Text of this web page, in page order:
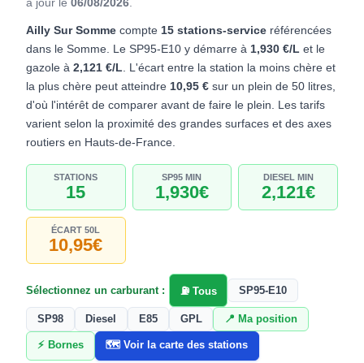
à jour le 06/08/2026.
Ailly Sur Somme compte 15 stations-service référencées
dans le Somme. Le SP95-E10 y démarre à 1,930 €/L et le
gazole à 2,121 €/L. L'écart entre la station la moins chère et
la plus chère peut atteindre 10,95 € sur un plein de 50 litres,
d'où l'intérêt de comparer avant de faire le plein. Les tarifs
varient selon la proximité des grandes surfaces et des axes
routiers en Hauts-de-France.
STATIONS
15
SP95 MIN
1,930€
DIESEL MIN
2,121€
ÉCART 50L
10,95€
Sélectionnez un carburant : ⛽ Tous SP95-E10
SP98 Diesel E85 GPL 📍 Ma position
⚡ Bornes 🗺️ Voir la carte des stations